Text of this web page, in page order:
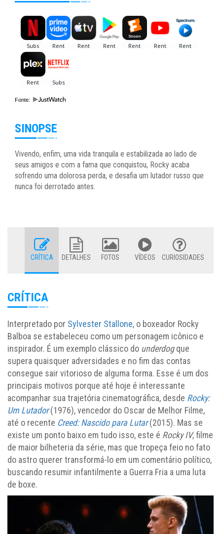
Fonte:
SINOPSE
Vivendo, enfim, uma vida tranquila e estabilizada ao lado de
seus amigos e com a fama que conquistou, Rocky acaba
sofrendo uma dolorosa perda, e desafia um lutador russo que
nunca foi derrotado antes.
CRÍTICA DETALHES FOTOS VÍDEOS CURIOSIDADES
CRÍTICA
Interpretado por Sylvester Stallone, o boxeador Rocky
Balboa se estabeleceu como um personagem icônico e
inspirador. É um exemplo clássico do underdogque
supera quaisquer adversidades e no fim das contas
consegue sair vitorioso de alguma forma. Esse é um dos
principais motivos porque até hoje é interessante
acompanhar sua trajetória cinematográfica, desde Rocky:
Um Lutador(1976), vencedor do Oscar de Melhor Filme,
até o recente Creed: Nascido para Lutar(2015). Mas se
existe um ponto baixo em tudo isso, este é Rocky IV, filme
de maior bilheteria da série, mas que tropeça feio no fato
do astro querer transformá-lo em um comentário político,
buscando resumir infantilmente a Guerra Fria a uma luta
de boxe.